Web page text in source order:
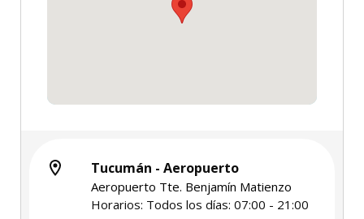
Tucumán - Aeropuerto
Aeropuerto Tte. Benjamín Matienzo
Horarios: Todos los días: 07:00 - 21:00